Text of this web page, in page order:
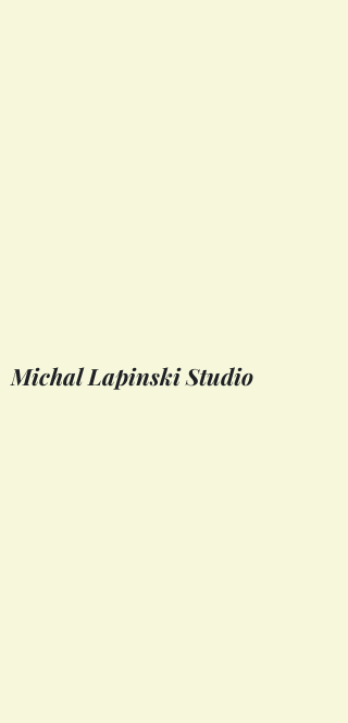
Michal Lapinski Studio